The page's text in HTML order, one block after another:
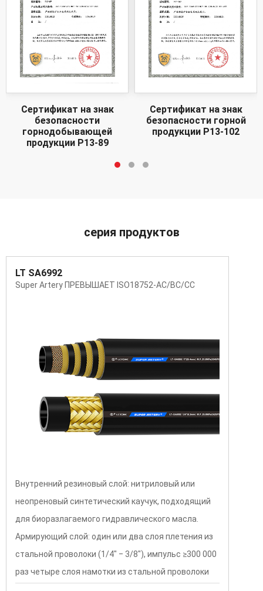
Сертификат на знак
безопасности
горнодобывающей
продукции Р13-89
Сертификат на знак
безопасности горной
продукции Р13-102
серия продуктов
LT SA6992
Super Artery ПРЕВЫШАЕТ ISO18752-AC/BC/CC
Внутренний резиновый слой: нитриловый или
неопреновый синтетический каучук, подходящий
для биоразлагаемого гидравлического масла.
Армирующий слой: один или два слоя плетения из
стальной проволоки (1/4" ‒ 3/8"), импульс ≥300 000
раз четыре слоя намотки из стальной проволоки